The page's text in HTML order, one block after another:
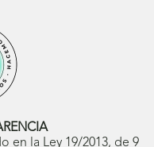
abrirá
en
ventana
nueva)
en la Ley 19/2013, de 9